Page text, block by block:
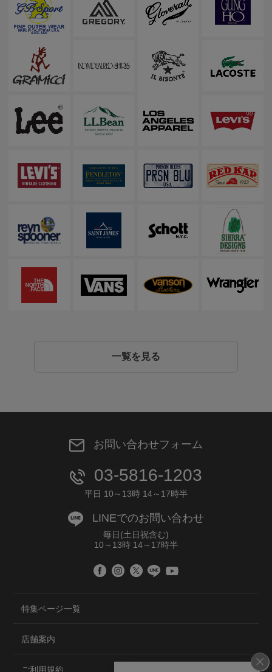
一覧を見る
お問い合わせフォーム
03-5816-1203
平日 10～13時 14～17時半
LINEでのお問い合わせ
毎日(土日祝含む)
10～13時 14～17時半
特集ページ一覧
店舗案内
ご利用規約